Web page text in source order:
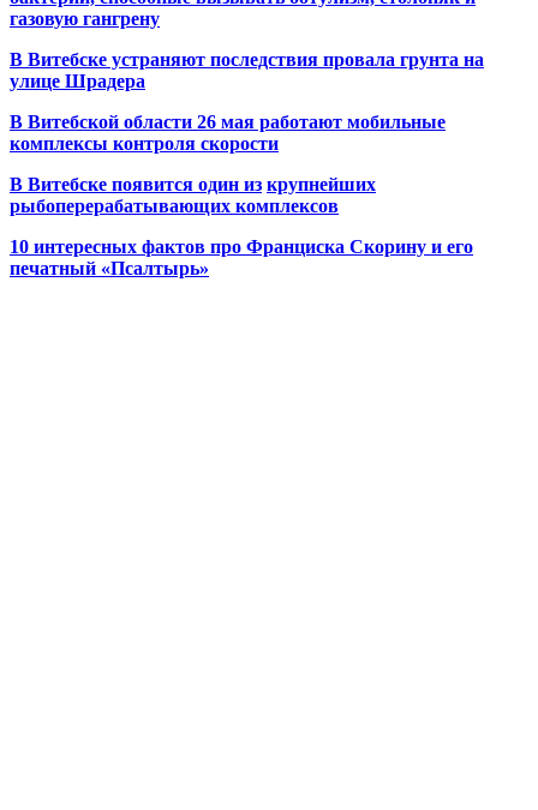
газовую гангрену
В Витебске устраняют последствия провала грунта на
улице Шрадера
В Витебской области 26 мая работают мобильные
комплексы контроля скорости
В Витебске появится один из крупнейших
рыбоперерабатывающих комплексов
10 интересных фактов про Франциска Скорину и его
печатный «Псалтырь»